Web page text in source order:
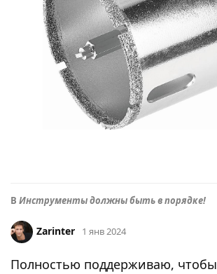
В Инструменты должны быть в порядке!
Zarinter 1 янв 2024
Полностью поддерживаю, чтобы